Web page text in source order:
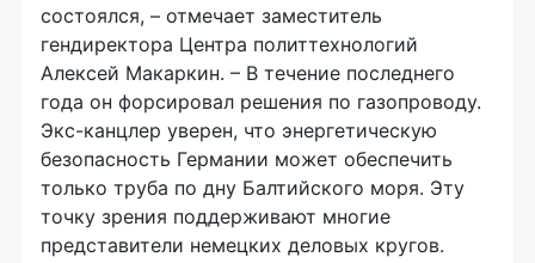
состоялся, – отмечает заместитель
гендиректора Центра политтехнологий
Алексей Макаркин. – В течение последнего
года он форсировал решения по газопроводу.
Экс-канцлер уверен, что энергетическую
безопасность Германии может обеспечить
только труба по дну Балтийского моря. Эту
точку зрения поддерживают многие
представители немецких деловых кругов.